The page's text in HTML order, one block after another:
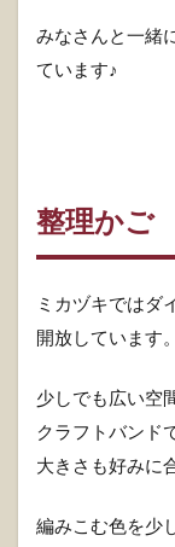
みなさんと一緒
ています♪
整理かご
ミカヅキではダ
開放しています。
少しでも広い空
クラフトバンド
大きさも好みに
編みこむ色を少